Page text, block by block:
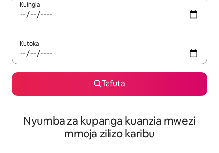
Kuingia
Kutoka
Tafuta
Nyumba za kupanga kuanzia mwezi
mmoja zilizo karibu